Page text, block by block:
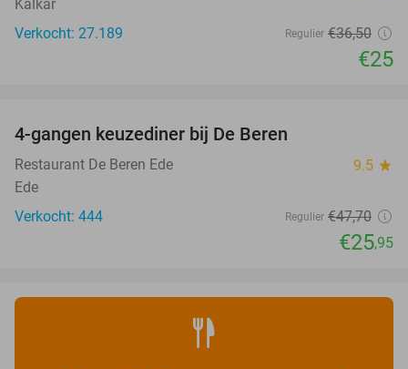
Kalkar
Verkocht: 27.189
Regulier €36,50
€25
4-gangen keuzediner bij De Beren
Restaurant De Beren Ede 9.5 star
Ede
Verkocht: 444
Regulier €47,70
€25,95